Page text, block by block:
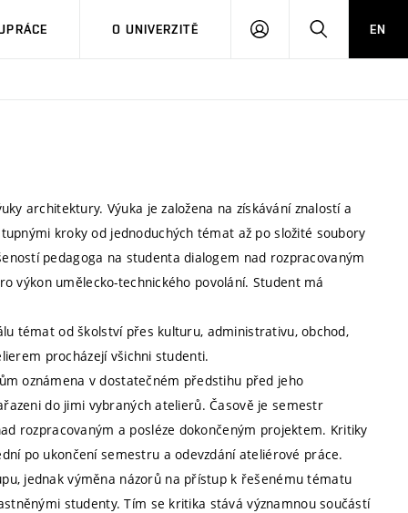
O UNIVERZITĚ
PŘIHLÁSIT HLEDATEN
architektury. Výuka je založena na získávání znalostí a
kroky od jednoduchých témat až po složité soubory
pedagoga na studenta dialogem nad rozpracovaným
výkon umělecko-technického povolání. Student má
témat od školství přes kulturu, administrativu, obchod,
procházejí všichni studenti.
oznámena v dostatečném předstihu před jeho
do jimi vybraných atelierů. Časově je semestr
rozpracovaným a posléze dokončeným projektem. Kritiky
po ukončení semestru a odevzdání ateliérové práce.
jednak výměna názorů na přístup k řešenému tématu
studenty. Tím se kritika stává významnou součástí